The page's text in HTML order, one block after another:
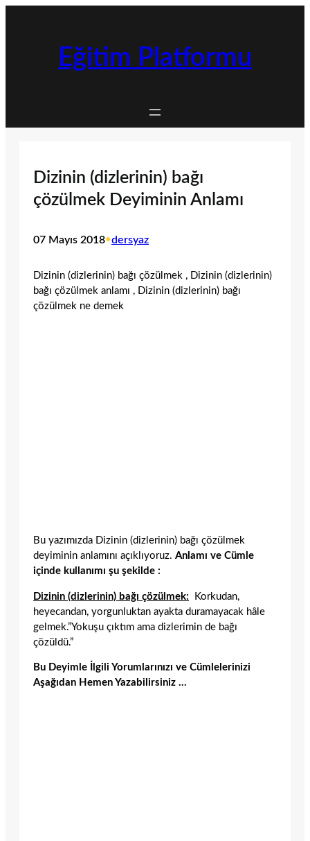
Eğitim Platformu
Dizinin (dizlerinin) bağı
çözülmek Deyiminin Anlamı
07 Mayıs 2018•dersyaz
Dizinin (dizlerinin) bağı çözülmek , Dizinin (dizlerinin)
bağı çözülmek anlamı , Dizinin (dizlerinin) bağı
çözülmek ne demek
Bu yazımızda Dizinin (dizlerinin) bağı çözülmek
deyiminin anlamını açıklıyoruz. Anlamı ve Cümle
içinde kullanımı şu şekilde :
Dizinin (dizlerinin) bağı çözülmek: Korkudan,
heyecandan, yorgunluktan ayakta duramayacak hâle
gelmek.”Yokuşu çıktım ama dizlerimin de bağı
çözüldü.”
Bu Deyimle İlgili Yorumlarınızı ve Cümlelerinizi
Aşağıdan Hemen Yazabilirsiniz …